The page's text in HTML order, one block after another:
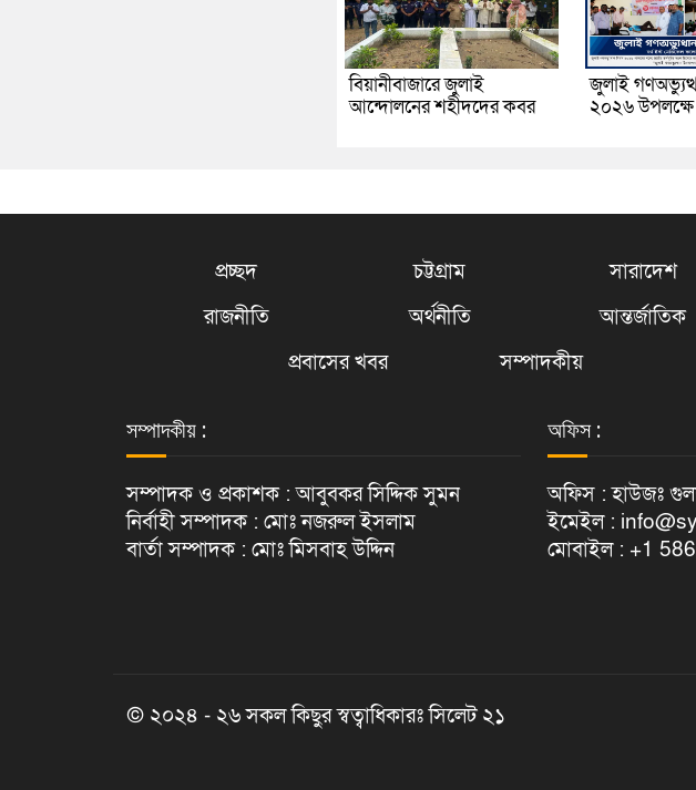
বিয়ানীবাজারে জুলাই
আন্দোলনের শহীদদের কবর
জুলাই
২০২৬
প্রচ্ছদ চট্টগ্রাম সারাদেশ
রাজনীতি
অর্থনীতি আন্তর্জাতিক
প্রবাসের খবর
সম্পাদকীয়
সম্পাদকীয় :
সম্পাদক ও প্রকাশক : আবুবকর সিদ্দিক সুমন
নির্বাহী সম্পাদক : মোঃ নজরুল ইসলাম
বার্তা সম্পাদক : মোঃ মিসবাহ উদ্দিন
অফিস :
অফিস : হাউজঃ
ইমেইল :
মোবাইল : +1
© ২০২৪ - ২৬ সকল কিছুর স্বত্বাধিকারঃ সিলেট ২১